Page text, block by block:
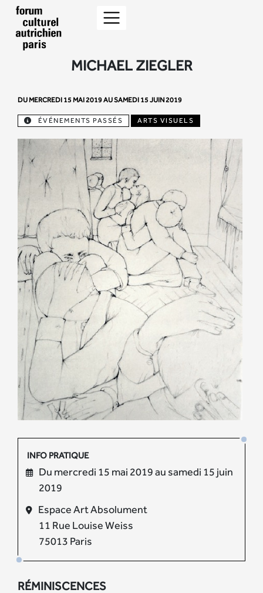
MICHAEL ZIEGLER
DU MERCREDI 15 MAI 2019 AU SAMEDI 15 JUIN 2019
ÉVÉNEMENTS PASSÉS ARTS VISUELS
INFO PRATIQUE
Du mercredi 15 mai 2019 au samedi 15 juin
2019
Espace Art Absolument
11 Rue Louise Weiss
75013 Paris
RÉMINISCENCES